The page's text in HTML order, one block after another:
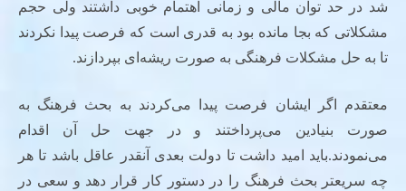
شد در حد توان مالی و زمانی اهتمام خوبی داشتند ولی حجم
مشکلاتی که بجا مانده بود به قدری است که فرصت پیدا نکردند
تا به حل مشکلات فرهنگی به صورت ریشه‌ای بپردازند.
معتقدم اگر ایشان فرصت پیدا می‌کردند به بحث فرهنگ به
صورت بنیادین می‌پرداختند و در جهت حل آن اقدام
می‌نمودند.باید امید داشت تا دولت بعدی آنقدر عاقل باشد تا هر
چه سریعتر بحث فرهنگ را در دستور کار قرار دهد و سعی در